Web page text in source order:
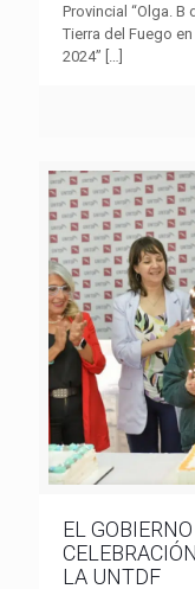
Provincial “Olga. B
Tierra del Fuego
2024”
EL
LA UNTDF